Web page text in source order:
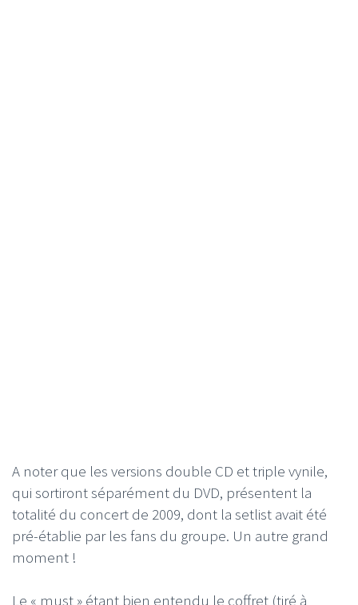
A noter que les versions double CD et triple vynile,
qui sortiront séparément du DVD, présentent la
totalité du concert de 2009, dont la setlist avait été
pré-établie par les fans du groupe. Un autre grand
moment !
Le « must » étant bien entendu le coffret (tiré à